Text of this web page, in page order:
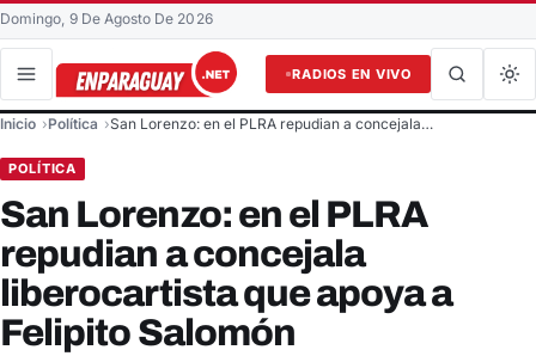
Domingo, 9 De Agosto De 2026
RADIOS EN VIVO
Buscar en el sitio
Inicio Política San Lorenzo: en el PLRA repudian a concejala…
POLÍTICA
San Lorenzo: en el PLRA
repudian a concejala
liberocartista que apoya a
Felipito Salomón